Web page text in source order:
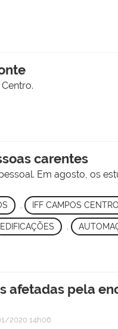
carentes
Em agosto, os
, IFF CAMPOS CENTRO
EDIFICAÇÕES
afetadas pela
2020 14h06